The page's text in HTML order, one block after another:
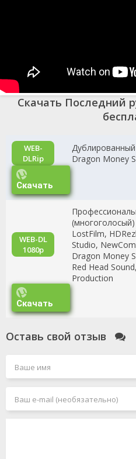
Скачать Последний
WEB-
DLRip
Dragon Money
Скачать
WEB-DL
1080p
LostFilm,
Studio,
Dragon Money
Red Head
Production
Скачать
Оставь свой отзыв